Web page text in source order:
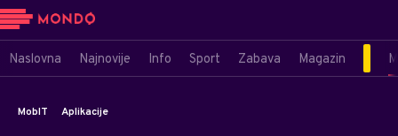
Naslovna Najnovije Info Sport Zabava Magazin
MobIT Aplikacije